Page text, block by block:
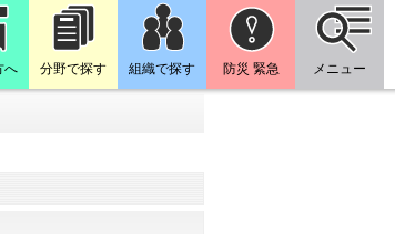
へ 分野で探す 組織で探す 防災 緊急 メニュー